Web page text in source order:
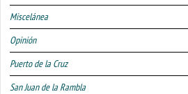
Miscelánea
Opinión
Puerto de la Cruz
San Juan de la Rambla